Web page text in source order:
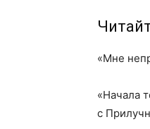
«Мне
«Начала
с